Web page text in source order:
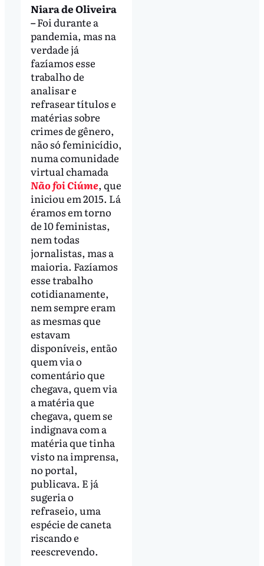
Niara de Oliveira
–Foi durante a
pandemia, mas na
verdade já
fazíamos esse
trabalho de
analisar e
refrasear títulos e
matérias sobre
crimes de gênero,
não só feminicídio,
numa comunidade
virtual chamada
Não foi Ciúme, que
iniciou em 2015. Lá
éramos em torno
de 10 feministas,
nem todas
jornalistas, mas a
maioria. Fazíamos
esse trabalho
cotidianamente,
nem sempre eram
as mesmas que
estavam
disponíveis, então
quem via o
comentário que
chegava, quem via
a matéria que
chegava, quem se
indignava com a
matéria que tinha
visto na imprensa,
no portal,
publicava. E já
sugeria o
refraseio, uma
espécie de caneta
riscando e
reescrevendo.